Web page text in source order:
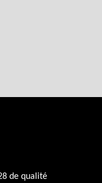
de qualité